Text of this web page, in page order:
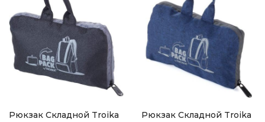
Рюкзак Складной Troika
Рюкзак Складной Troika